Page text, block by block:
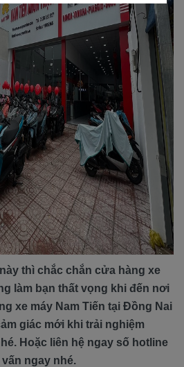
thì chắc chắn cửa hàng xe
làm bạn thất vọng khi đến nơi
xe máy Nam Tiến tại Đồng Nai
giác mới khi trải nghiệm
Hoặc liên hệ ngay số hotline
ngay nhé.